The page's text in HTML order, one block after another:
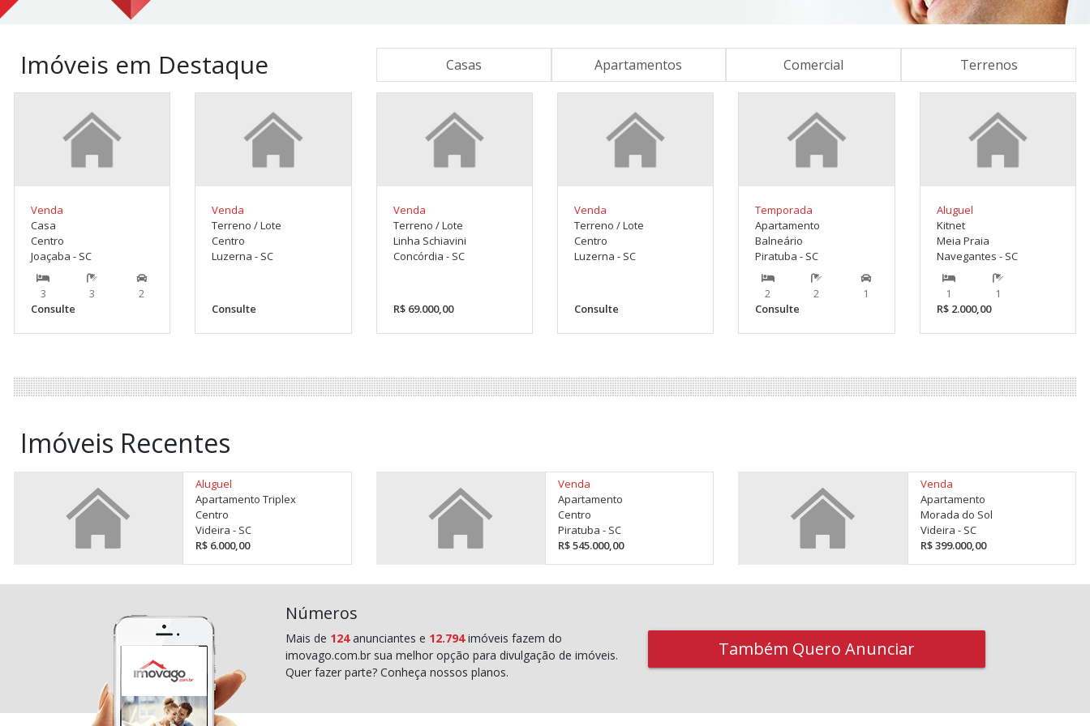
Imóveis em Destaque Casas Apartamentos Comercial Terrenos
Venda
Casa
Centro
Joaçaba - SC
3 3
2
Consulte
Venda
Terreno / Lote
Centro
Luzerna - SC
Consulte
Venda
Terreno / Lote
Linha Schiavini
Concórdia - SC
R$ 69.000,00
Venda
Terreno / Lote
Centro
Luzerna - SC
Consulte
Temporada
Apartamento
Balneário
Piratuba - SC
2 2
1
Consulte
Aluguel
Kitnet
Meia Praia
Navegantes - SC
1
1
R$ 2.000,00
Imóveis Recentes
Aluguel
Apartamento Triplex
Centro
Videira - SC
R$ 6.000,00
Venda
Apartamento
Centro
Piratuba - SC
R$ 545.000,00
Venda
Apartamento
Morada do Sol
Videira - SC
R$ 399.000,00
Números
Mais de 124anunciantes e 12.794imóveis fazem do
imovago.com.br sua melhor opção para divulgação de imóveis.
Quer fazer parte? Conheça nossos planos.
Também Quero Anunciar